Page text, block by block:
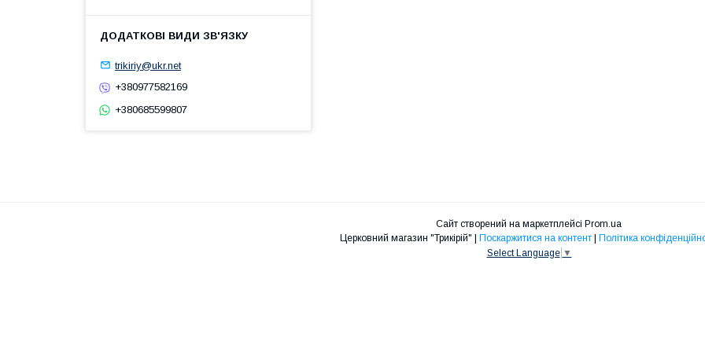
trikiriy@ukr.net
+380977582169
+380685599807
Сайт створений на маркетплейсі Prom.ua
Поскаржитися на контент
Політика
Select Language ▼